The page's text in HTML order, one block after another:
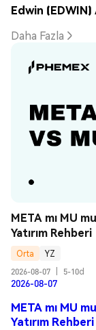
Edwin
Daha Fazla
META mı MU
Yatırım Rehberi
Orta
YZ
2026-08-07
5-10d
2026-08-07
META mı MU
Yatırım Rehberi